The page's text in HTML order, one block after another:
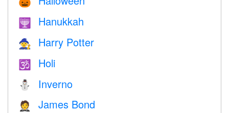
🕎 Hanukkah
🧙 Harry Potter
🕉 Holi
⛄ Inverno
🤵 James Bond